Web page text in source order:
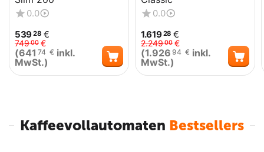
inkl. MwSt.)
Bartscher Druckminderer
59 €
0.0
53928 €
74900 €
(641 74 € inkl.
MwSt.)
0.0
1.61928 €
2.24900 €
(1.926 94 € inkl.
MwSt.)
Kaffeevollautomaten Bestsellers